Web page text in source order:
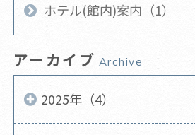
ホテル(館内)案内（1）
アーカイブ Archive
2025年（4）